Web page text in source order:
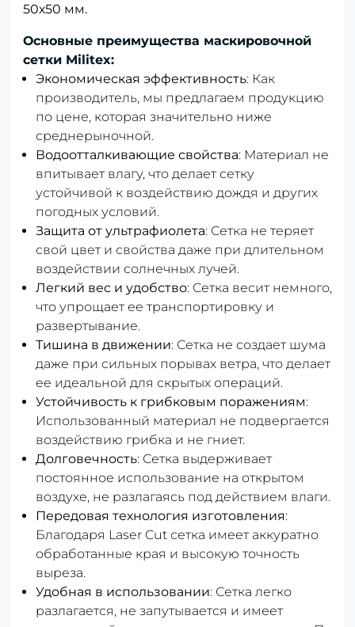
50х50 мм.
Основные преимущества маскировочной
сетки Militex:
Экономическая эффективность: Как
производитель, мы предлагаем продукцию
по цене, которая значительно ниже
среднерыночной.
Водоотталкивающие свойства: Материал не
впитывает влагу, что делает сетку
устойчивой к воздействию дождя и других
погодных условий.
Защита от ультрафиолета: Сетка не теряет
свой цвет и свойства даже при длительном
воздействии солнечных лучей.
Легкий вес и удобство: Сетка весит немного,
что упрощает ее транспортировку и
развертывание.
Тишина в движении: Сетка не создает шума
даже при сильных порывах ветра, что делает
ее идеальной для скрытых операций.
Устойчивость к грибковым поражениям:
Использованный материал не подвергается
воздействию грибка и не гниет.
Долговечность: Сетка выдерживает
постоянное использование на открытом
воздухе, не разлагаясь под действием влаги.
Передовая технология изготовления:
Благодаря Laser Cut сетка имеет аккуратно
обработанные края и высокую точность
выреза.
Удобная в использовании: Сетка легко
разлагается, не запутывается и имеет